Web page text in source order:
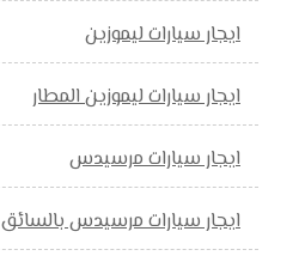
ايجار سيارات ليموزين
ايجار سيارات ليموزين المطار
ايجار سيارات مرسيدس
ايجار سيارات مرسيدس بالسائق